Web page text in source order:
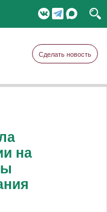
Сделать новость
на